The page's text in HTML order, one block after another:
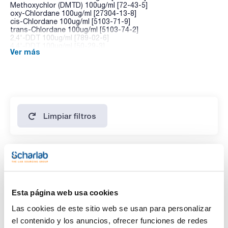
Esta página web usa cookies
Las cookies de este sitio web se usan para personalizar
el contenido y los anuncios, ofrecer funciones de redes
Methoxychlor (DMTD) 100ug/ml [72-43-5]
oxy-Chlordane 100ug/ml [27304-13-8]
cis-Chlordane 100ug/ml [5103-71-9]
trans-Chlordane 100ug/ml [5103-74-2]
2,4'-DDT 100ug/ml [789-02-6]
4,4'-DDD (TDE) 100ug/ml [72-54-8]
Ver más
Limpiar filtros
Características
Cyclohexane(1)
Envase